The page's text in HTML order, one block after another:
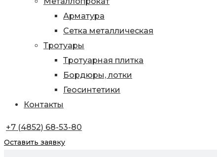
Арматура
Сетка металлическая
Тротуары
Тротуарная плитка
Бордюры, лотки
Геосинтетики
Контакты
+7 (4852) 68-53-80
Оставить заявку